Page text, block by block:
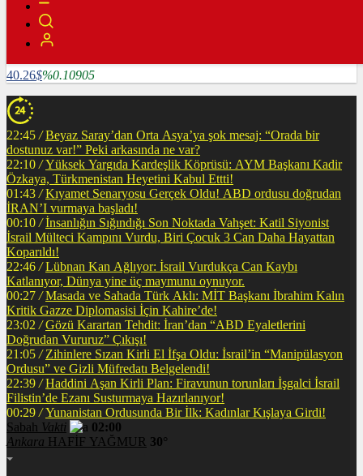
118.86%2.16847
TETHER
40.26$%0.10905
22:45 / Beyaz Saray’dan Orta Asya’ya şok mesaj: “Orada bir
dostunuz var!” Peki arkasında ne var?
22:10 / Yüksek Yargıda Kardeşlik Köprüsü: AYM Başkanı Kadir
Özkaya, Türkmenistan Heyetini Kabul Ettti!
01:43 / Kıyamet Senaryosu Gerçek Oldu! ABD ordusu doğrudan
İRAN’I vurmaya başladı!
00:10 / İnsanlığın Sığındığı Son Noktada Vahşet: Katil Siyonist
İsrail Mülteci Kampını Vurdu, Biri Çocuk 3 Can Daha Hayattan
Koparıldı!
22:46 / Lübnan Kan Ağlıyor: İsrail Vurdukça Can Kaybı
Katlanıyor, Dünya yine üç maymunu oynuyor.
00:27 / Masada ve Sahada Türk Aklı: MİT Başkanı İbrahim Kalın
Kritik Gazze Diplomasisi İçin Kahire’de!
23:02 / Gözü Karartan Tehdit: İran’dan “ABD Eyaletlerini
Doğrudan Vururuz” Çıkışı!
21:05 / Zihinlere Sızan Kirli El İfşa Oldu: İsrail’in “Manipülasyon
Ordusu” ve Gizli Müfredatı Belgelendi!
22:39 / Haddini Aşan Kirli Plan: Firavunun torunları İşgalci İsrail
Filistin’de Ezanı Susturmaya Hazırlanıyor!
00:29 / Yunanistan Ordusunda Bir İlk: Kadınlar Kışlaya Girdi!
Sabah Vakti
02:00
Ankara HAFİF YAĞMUR 30°